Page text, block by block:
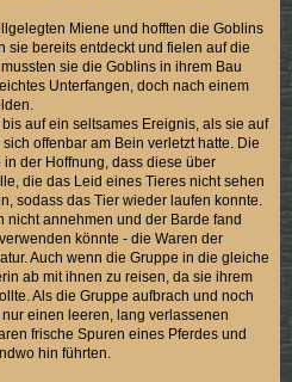
Miene und hofften die Goblins
sie bereits entdeckt und fielen auf die
sie die Goblins in ihrem Bau
Unterfangen, doch nach einem
auf ein seltsames Ereignis, als sie auf
offenbar am Bein verletzt hatte. Die
der Hoffnung, dass diese über
die das Leid eines Tieres nicht sehen
sodass das Tier wieder laufen konnte.
annehmen und der Barde fand
könnte - die Waren der
Auch wenn die Gruppe in die gleiche
ab mit ihnen zu reisen, da sie ihrem
Als die Gruppe aufbrach und noch
einen leeren, lang verlassenen
frische Spuren eines Pferdes und
hin führten.